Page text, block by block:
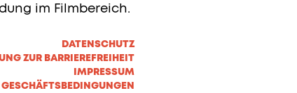
im Filmbereich.
DATENSCHUTZ
ZUR BARRIEREFREIHEIT
IMPRESSUM